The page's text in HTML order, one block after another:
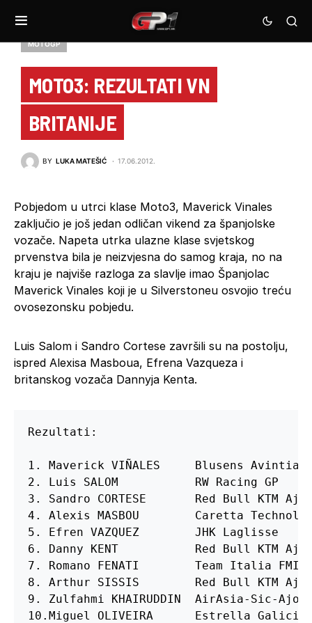
MOTOGP
MOTO3: REZULTATI VN
BRITANIJE
BY LUKA MATEŠIĆ 17.06.2012.
Pobjedom u utrci klase Moto3, Maverick Vinales
zaključio je još jedan odličan vikend za španjolske
vozače. Napeta utrka ulazne klase svjetskog
prvenstva bila je neizvjesna do samog kraja, no na
kraju je najviše razloga za slavlje imao Španjolac
Maverick Vinales koji je u Silverstoneu osvojio treću
ovosezonsku pobjedu.
Luis Salom i Sandro Cortese završili su na postolju,
ispred Alexisa Masboua, Efrena Vazqueza i
britanskog vozača Dannyja Kenta.
Rezultati:
1. Maverick VIÑALES	Blusens Avintia		38'55.210
2. Luis SALOM		RW Racing GP		+0.933
3. Sandro CORTESE	Red Bull KTM Ajo	+1.023
4. Alexis MASBOU	Caretta Technology	+8.100
5. Efren VAZQUEZ	JHK Laglisse		+8.414
6. Danny KENT		Red Bull KTM Ajo	+8.637
7. Romano FENATI	Team Italia FMI		+8.940
8. Arthur SISSIS	Red Bull KTM Ajo	+9.046
9. Zulfahmi KHAIRUDDIN	AirAsia-Sic-Ajo		+9.208
10.Miguel OLIVEIRA	Estrella Galicia 0,0	+15.613